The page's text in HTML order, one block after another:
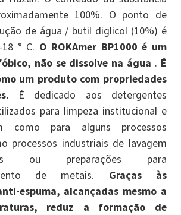
100%. O ponto de
de água / butil diglicol (10%) é
° C. O ROKAmer BP1000 é um
não se dissolve na água . É
um produto com propriedades
É dedicado aos detergentes
para limpeza institucional e
como para alguns processos
processos industriais de lavagem
ou preparações para
de metais. Graças às
espuma, alcançadas mesmo a
reduz a formação de